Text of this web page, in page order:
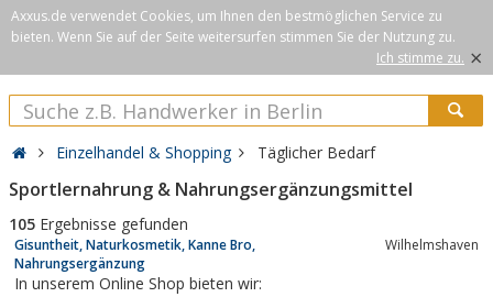
Axxus.de verwendet Cookies, um Ihnen den bestmöglichen Service zu
bieten. Wenn Sie auf der Seite weitersurfen stimmen Sie der Nutzung zu.
Ich stimme zu. ×
Einzelhandel & Shopping Täglicher Bedarf
Sportlernahrung & Nahrungsergänzungsmittel
105 Ergebnisse gefunden
Gisuntheit, Naturkosmetik, Kanne Bro,
Nahrungsergänzung
Wilhelmshaven
In unserem Online Shop bieten wir: